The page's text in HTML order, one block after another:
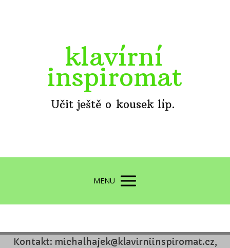
klavírní
inspiromat
Učit ještě o kousek líp.
MENU
Kontakt: michalhajek@klavirniinspiromat.cz,